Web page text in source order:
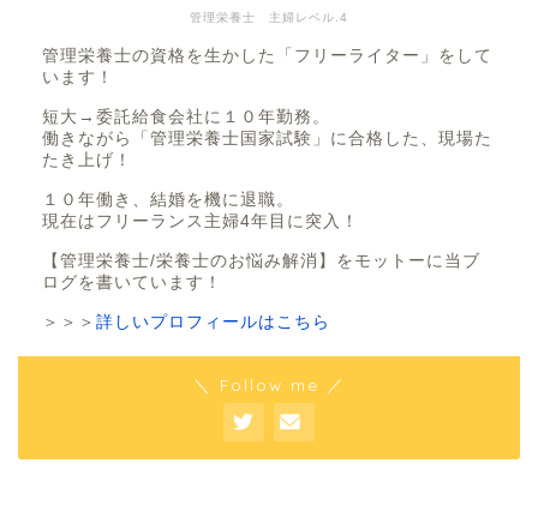
管理栄養士 主婦レベル.4
管理栄養士の資格を生かした「フリーライター」をして
います！
短大→委託給食会社に１０年勤務。
働きながら「管理栄養士国家試験」に合格した、現場た
たき上げ！
１０年働き、結婚を機に退職。
現在はフリーランス主婦4年目に突入！
【管理栄養士/栄養士のお悩み解消】をモットーに当ブ
ログを書いています！
＞＞＞ 詳しいプロフィールはこちら
＼ Follow me ／